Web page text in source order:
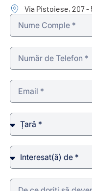
Via Pistoiese, 207 -